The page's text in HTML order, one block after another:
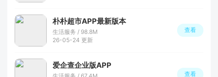
朴朴超市APP最新版本
生活服务 / 98.8M
26-05-24 更新
查看
爱企查企业版APP
查看